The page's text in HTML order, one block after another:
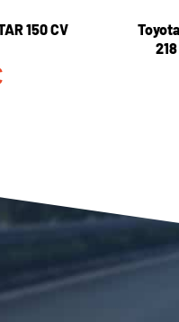
150 CV